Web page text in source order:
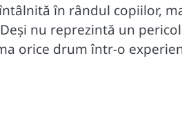
în rândul copiilor,
nu reprezintă un
orice drum într-o